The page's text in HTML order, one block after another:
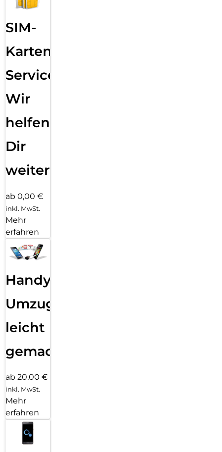
SIM-
Karten
Service:
Wir
helfen
Dir
weiter
ab 0,00 €
inkl. MwSt.
Mehr
erfahren
Handy
Umzug
leicht
gemacht!
ab 20,00 €
inkl. MwSt.
Mehr
erfahren